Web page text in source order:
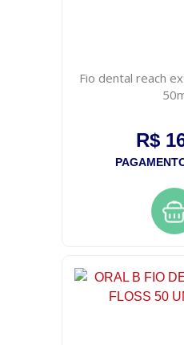
Fio dental reach
R$